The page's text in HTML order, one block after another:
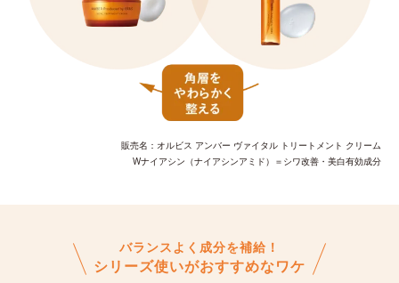
販売名：オルビス アンバー ヴァイタル トリートメント クリーム
Wナイアシン（ナイアシンアミド）＝シワ改善・美白有効成分
バランスよく成分を補給！
シリーズ使いがおすすめなワケ